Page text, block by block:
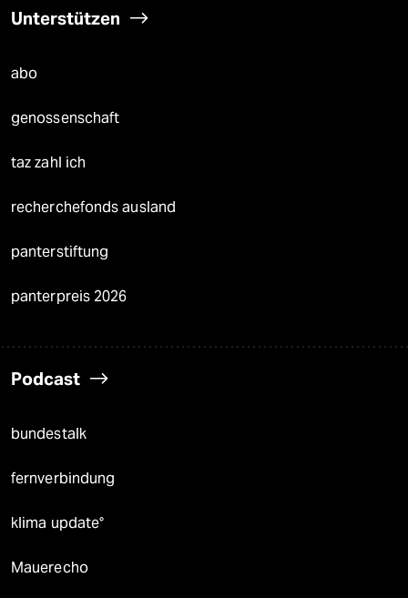
Unterstützen
abo
genossenschaft
taz zahl ich
recherchefonds ausland
panterstiftung
panterpreis 2026
Podcast
bundestalk
fernverbindung
klima update°
Mauerecho